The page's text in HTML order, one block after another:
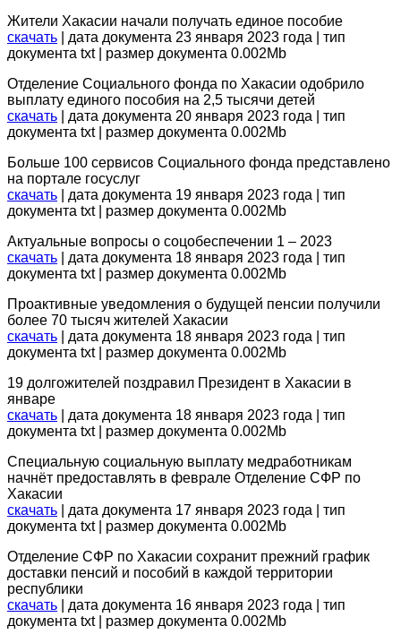
Жители Хакасии начали получать единое пособие
скачать | дата документа 23 января 2023 года | тип
документа txt | размер документа 0.002Mb
Отделение Социального фонда по Хакасии одобрило
выплату единого пособия на 2,5 тысячи детей
скачать | дата документа 20 января 2023 года | тип
документа txt | размер документа 0.002Mb
Больше 100 сервисов Социального фонда представлено
на портале госуслуг
скачать | дата документа 19 января 2023 года | тип
документа txt | размер документа 0.002Mb
Актуальные вопросы о соцобеспечении 1 – 2023
скачать | дата документа 18 января 2023 года | тип
документа txt | размер документа 0.002Mb
Проактивные уведомления о будущей пенсии получили
более 70 тысяч жителей Хакасии
скачать | дата документа 18 января 2023 года | тип
документа txt | размер документа 0.002Mb
19 долгожителей поздравил Президент в Хакасии в
январе
скачать | дата документа 18 января 2023 года | тип
документа txt | размер документа 0.002Mb
Специальную социальную выплату медработникам
начнёт предоставлять в феврале Отделение СФР по
Хакасии
скачать | дата документа 17 января 2023 года | тип
документа txt | размер документа 0.002Mb
Отделение СФР по Хакасии сохранит прежний график
доставки пенсий и пособий в каждой территории
республики
скачать | дата документа 16 января 2023 года | тип
документа txt | размер документа 0.002Mb